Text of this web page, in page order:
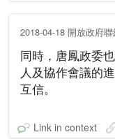
2018-04-18 開放政府
同時，唐鳳政委
人及協作會議的
互信。
Link in context